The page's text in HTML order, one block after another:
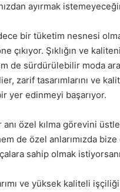
ayırmak
bir tüketim nesnesi
çıkıyor. Şıklığın ve
de sürdürülebilir moda
zarif tasarımlarını ve
yer edinmeyi başarıyor.
anı özel kılma görevini
de özel anlarımızda
sahip olmak
ve yüksek kaliteli